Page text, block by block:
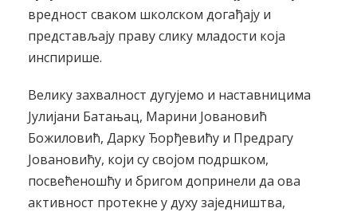
вредност сваком школском догађају и
представљају праву слику младости која
инспирише.
Велику захвалност дугујемо и наставницима
Јулијани Батањац, Марини Јовановић
Божиловић, Дарку Ђорђевићу и Предрагу
Јовановићу, који су својом подршком,
посвећеношћу и бригом допринели да ова
активност протекне у духу заједништва,